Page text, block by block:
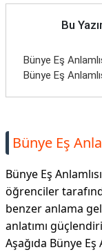
Bu
Bünye Eş
Bünye Eş
Bünye Eş
Bünye Eş
öğrenciler
benzer anlama
anlatımı
Aşağıda Bünye Eş